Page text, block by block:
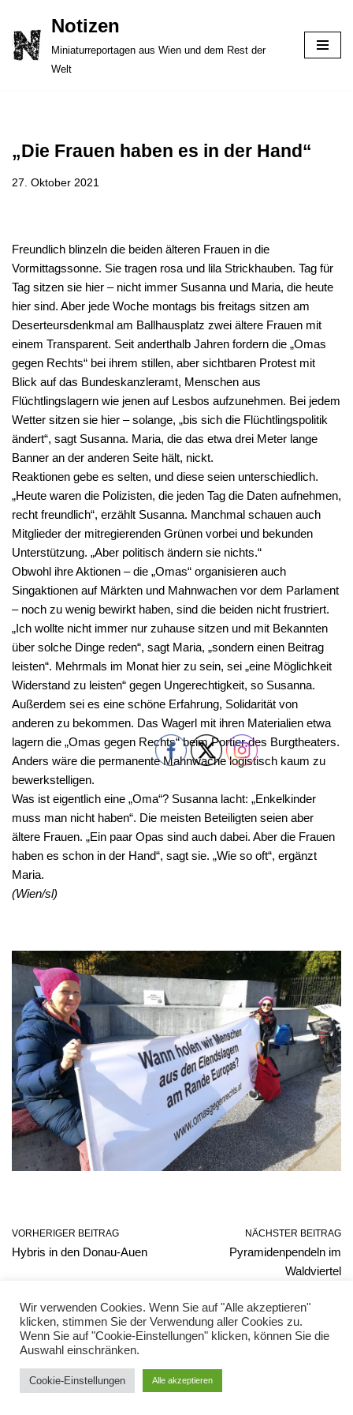
Zum
Inhalt
Notizen
Miniaturreportagen aus Wien und dem Rest der
Welt
„Die Frauen haben es in der Hand“
27. Oktober 2021
Freundlich blinzeln die beiden älteren Frauen in die
Vormittagssonne. Sie tragen rosa und lila Strickhauben. Tag für
Tag sitzen sie hier – nicht immer Susanna und Maria, die heute
hier sind. Aber jede Woche montags bis freitags sitzen am
Deserteursdenkmal am Ballhausplatz zwei ältere Frauen mit
einem Transparent. Seit anderthalb Jahren fordern die „Omas
gegen Rechts“ bei ihrem stillen, aber sichtbaren Protest mit
Blick auf das Bundeskanzleramt, Menschen aus
Flüchtlingslagern wie jenen auf Lesbos aufzunehmen. Bei jedem
Wetter sitzen sie hier – solange, „bis sich die Flüchtlingspolitik
ändert“, sagt Susanna. Maria, die das etwa drei Meter lange
Banner an der anderen Seite hält, nickt.
Reaktionen gebe es selten, und diese seien unterschiedlich.
„Heute waren die Polizisten, die jeden Tag die Daten aufnehmen,
recht freundlich“, erzählt Susanna. Manchmal schauen auch
Mitglieder der mitregierenden Grünen vorbei und bekunden
Unterstützung. „Aber politisch ändern sie nichts.“
Obwohl ihre Aktionen – die „Omas“ organisieren auch
Singaktionen auf Märkten und Mahnwachen vor dem Parlament
– noch zu wenig bewirkt haben, sind die beiden nicht frustriert.
„Ich wollte nicht immer nur zuhause sitzen und mit Bekannten
über solche Dinge reden“, sagt Maria, „sondern einen Beitrag
leisten“. Mehrmals im Monat hier zu sein, sei „eine Möglichkeit
Widerstand zu leisten“ gegen Ungerechtigkeit, so Susanna.
Außerdem sei es eine schöne Erfahrung, Solidarität von
anderen zu bekommen. Das Wagerl mit ihren Materialien etwa
lagern die „Omas gegen Rechts“ beim Portier des Burgtheaters.
Anders wäre die permanente Mahnwache logistisch kaum zu
bewerkstelligen.
Was ist eigentlich eine „Oma“? Susanna lacht: „Enkelkinder
muss man nicht haben“. Die meisten Beteiligten seien aber
ältere Frauen. „Ein paar Opas sind auch dabei. Aber die Frauen
haben es schon in der Hand“, sagt sie. „Wie so oft“, ergänzt
Maria.
(Wien/sl)
VORHERIGER BEITRAG
Hybris in den Donau-Auen
NÄCHSTER BEITRAG
Pyramidenpendeln im
Waldviertel
Facebook Twitter Instagram Unterstützen
Wir verwenden Cookies. Wenn Sie auf "Alle akzeptieren"
klicken, stimmen Sie der Verwendung aller Cookies zu.
Wenn Sie auf "Cookie-Einstellungen" klicken, können Sie die
Auswahl einschränken.
Cookie-Einstellungen Alle akzeptieren